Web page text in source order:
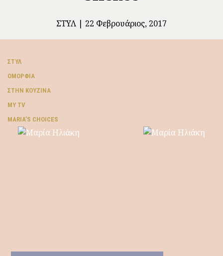
ΣΤΥΛ 22 Φεβρουάριος, 2017
ΣΤΥΛ
ΟΜΟΡΦΙΆ
ΣΤΗΝ ΚΟΥΖΊΝΑ
MY TV
ΜARIA’S CHOICES